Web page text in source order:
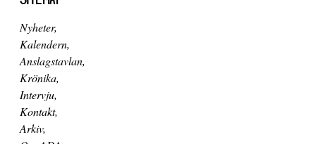
Nyheter
Kalendern
Anslagstavlan
Krönika
Intervju
Kontakt
Arkiv